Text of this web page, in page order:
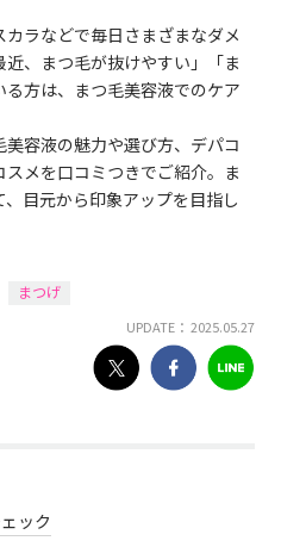
ラなどで毎日さまざまなダメ
、まつ毛が抜けやすい」「ま
方は、まつ毛美容液でのケア
容液の魅力や選び方、デパコ
メを口コミつきでご紹介。ま
目元から印象アップを目指し
まつげ
UPDATE： 2025.05.27
ック